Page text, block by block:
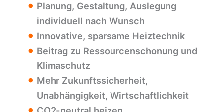
Planung, Gestaltung, Auslegung
individuell nach Wunsch
Innovative, sparsame Heiztechnik
Beitrag zu Ressourcenschonung und
Klimaschutz
Mehr Zukunftssicherheit,
Unabhängigkeit, Wirtschaftlichkeit